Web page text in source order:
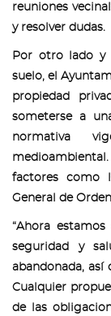
reuniones
y resolver dudas.
Por otro lado y
suelo, el
propiedad
someterse a
normativa
factores como
General de
“Ahora
seguridad y
abandonada, así
Cualquier
de las